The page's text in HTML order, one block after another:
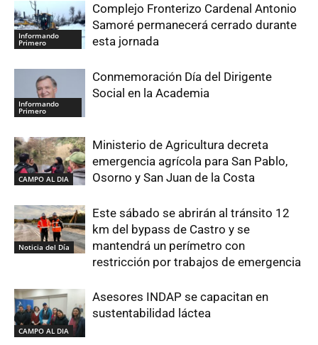
Informando
Primero
Complejo Fronterizo Cardenal Antonio
Samoré permanecerá cerrado durante
esta jornada
Informando
Primero
Conmemoración Día del Dirigente
Social en la Academia
CAMPO AL DIA
Ministerio de Agricultura decreta
emergencia agrícola para San Pablo,
Osorno y San Juan de la Costa
Noticia del Día
Este sábado se abrirán al tránsito 12
km del bypass de Castro y se
mantendrá un perímetro con
restricción por trabajos de emergencia
CAMPO AL DIA
Asesores INDAP se capacitan en
sustentabilidad láctea